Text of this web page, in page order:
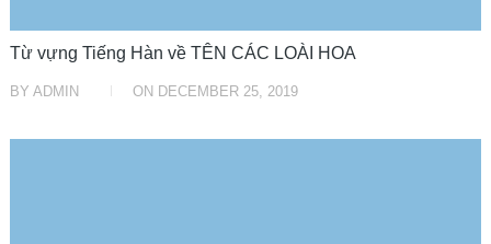
Từ vựng Tiếng Hàn về TÊN CÁC LOÀI HOA
BY ADMIN ON DECEMBER 25, 2019